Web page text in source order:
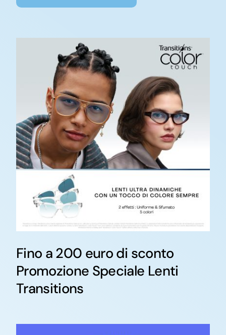
Fino a 200 euro di sconto
Promozione Speciale Lenti
Transitions